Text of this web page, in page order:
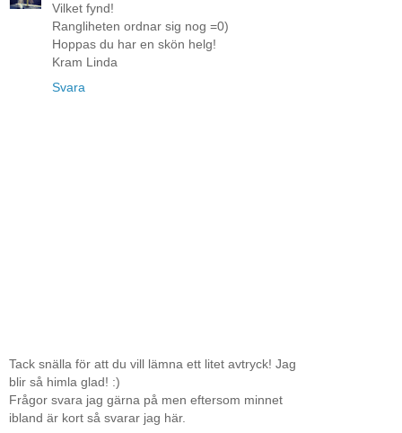
Vilket fynd!
Rangliheten ordnar sig nog =0)
Hoppas du har en skön helg!
Kram Linda
Svara
Tack snälla för att du vill lämna ett litet avtryck! Jag
blir så himla glad! :)
Frågor svara jag gärna på men eftersom minnet
ibland är kort så svarar jag här.